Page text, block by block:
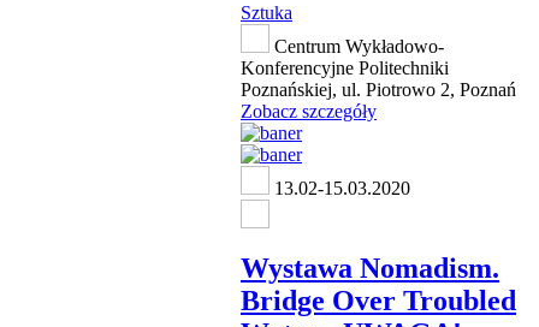
Sztuka
Centrum Wykładowo-
Konferencyjne Politechniki
Poznańskiej, ul. Piotrowo 2, Poznań
Zobacz szczegóły
13.02-15.03.2020
Wystawa Nomadism.
Bridge Over Troubled